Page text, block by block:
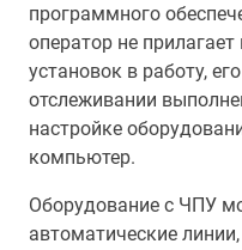
программного
оператор не
установок в работу,
отслеживании
настройке
компьютер.
Оборудование с ЧПУ
автоматические